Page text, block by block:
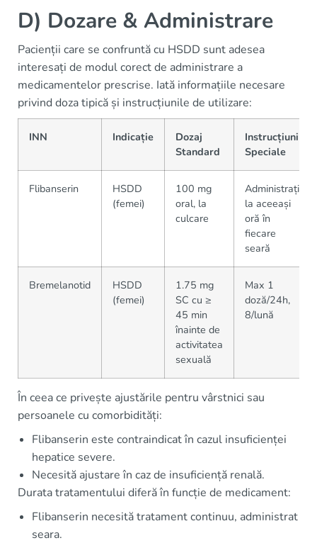
D) Dozare & Administrare
Pacienții care se confruntă cu HSDD sunt adesea
interesați de modul corect de administrare a
medicamentelor prescrise. Iată informațiile necesare
privind doza tipică și instrucțiunile de utilizare:
INN Indicație
Dozaj
Standard
Instrucțiuni
Speciale
Flibanserin
HSDD
(femei)
100 mg
oral, la
culcare
Administrați
la aceeași
oră în
fiecare
seară
Bremelanotid
HSDD
(femei)
1.75 mg
SC cu ≥
45 min
înainte de
activitatea
sexuală
Max 1
doză/24h,
8/lună
În ceea ce privește ajustările pentru vârstnici sau
persoanele cu comorbidități:
Flibanserin este contraindicat în cazul insuficienței
hepatice severe.
Necesită ajustare în caz de insuficiență renală.
Durata tratamentului diferă în funcție de medicament:
Flibanserin necesită tratament continuu, administrat
seara.